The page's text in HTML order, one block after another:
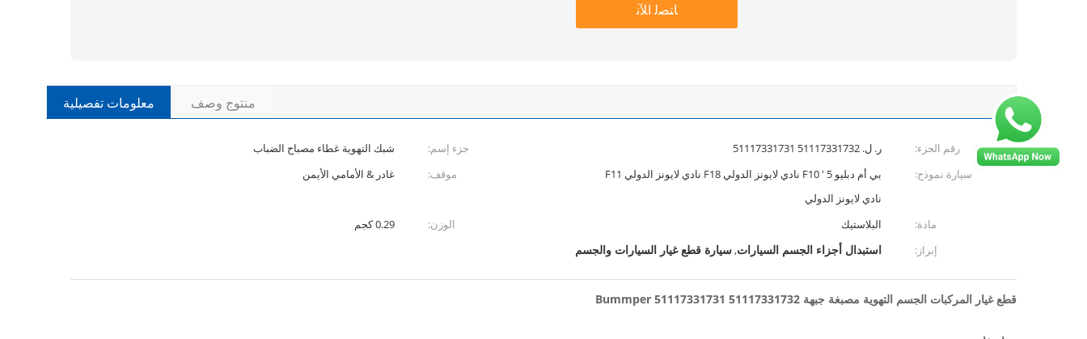
ﺎﺘﺼﻟ ﺍﻶﻧ
معلومات تفصيلية منتوج وصف
رقم الجزء: ر. ل. 51117331732 51117331731 جزء إسم:
شبك التهوية غطاء مصباح الضباب
سيارة نموذج:
بي أم دبليو 5 ' F10 نادي لايونز الدولي F18 نادي لايونز الدولي F11
نادي لايونز الدولي
موقف: غادر & الأمامي الأيمن
مادة: البلاستيك الوزن:
0.29 كجم
إبراز:
استبدال أجزاء الجسم السيارات,سيارة قطع غيار السيارات والجسم
قطع غيار المركبات الجسم التهوية مصبغة جبهة Bummper 51117331731 51117331732